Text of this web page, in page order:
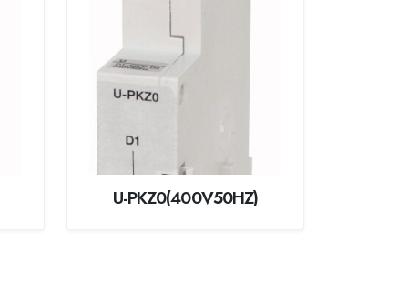
U-PKZ0(400V50HZ)